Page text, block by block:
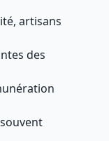
artisans
des